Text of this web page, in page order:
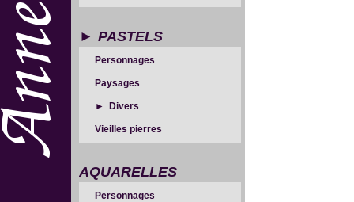
PASTELS
Personnages
Paysages
Divers
Vieilles pierres
AQUARELLES
Personnages